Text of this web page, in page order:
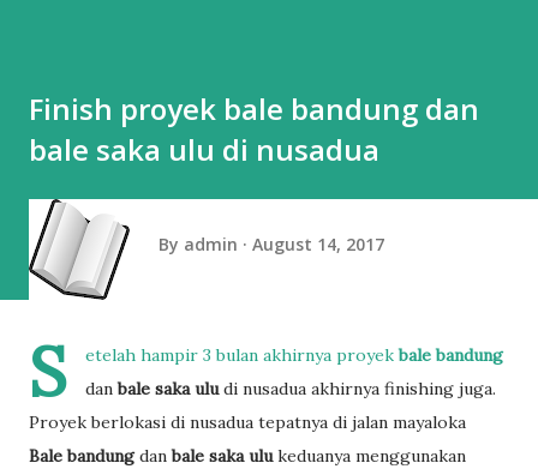
Finish proyek bale bandung dan
bale saka ulu di nusadua
By admin August 14, 2017
S etelah hampir 3 bulan akhirnya proyekbale bandung
danbale saka uludi nusadua akhirnya finishing juga.
Proyek berlokasi di nusadua tepatnya di jalan mayaloka
Bale bandungdanbale saka ulukeduanya menggunakan